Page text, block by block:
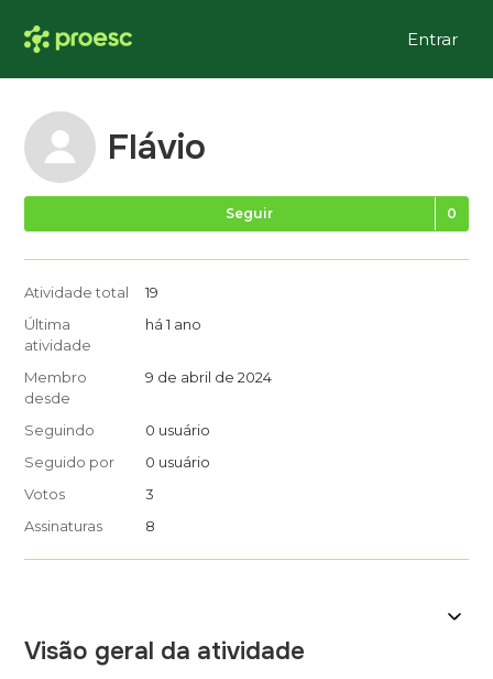
Entrar
Flávio
Seguir
Atividade total
19
Última
atividade
há 1 ano
Membro
desde
9 de abril de 2024
Seguindo
0 usuário
Seguido por
0 usuário
Votos
3
Assinaturas
8
Visão geral da atividade